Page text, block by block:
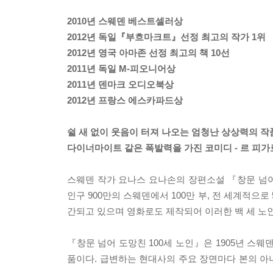
2010년 스웨덴 베스트셀러상
2012년 독일『부흐마크트』선정 최고의 작가 1위
2012년 영국 아마존 선정 최고의 책 10선
2011년 독일 M-피오니어상
2011년 덴마크 오디오북상
2012년 프랑스 에스카파드상
쉴 새 없이 웃음이 터져 나오는 엄청난 상상력의 작
다이너마이트 같은 폭발력을 가진 코미디 - 르 피가
스웨덴 작가 요나스 요나손의 장편소설 『창문
인구 900만의 스웨덴에서 100만 부, 전 세계적으
간되고 있으며 영화로도 제작되어 이러한 백 세 노
『창문 넘어 도망친 100세 노인』은 1905년 스
품이다. 급변하는 현대사의 주요 장면마다 본의